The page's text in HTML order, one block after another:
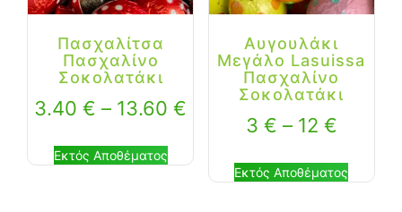
Πασχαλίτσα
Πασχαλίνο
Σοκολατάκι
3.40€ – 13.60€
Εκτός Αποθέματος
Αυγουλάκι
Μεγάλο Lasuissa
Πασχαλίνο
Σοκολατάκι
3 € – 12 €
Εκτός Αποθέματος